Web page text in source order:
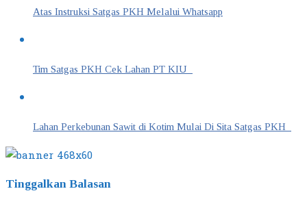
Atas Instruksi Satgas PKH Melalui Whatsapp
Tim Satgas PKH Cek Lahan PT KIU
Lahan Perkebunan Sawit di Kotim Mulai Di Sita Satgas PKH
Tinggalkan Balasan